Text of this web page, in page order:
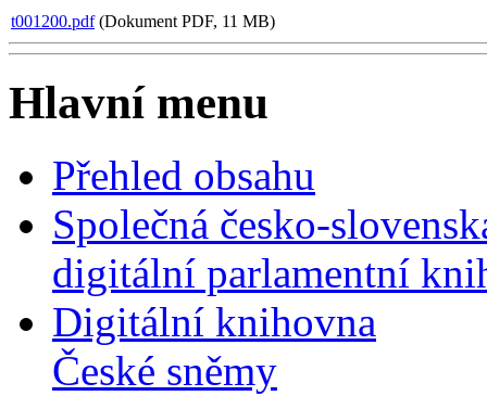
t001200.pdf(Dokument PDF, 11 MB)
Hlavní menu
Přehled obsahu
Společná česko-
digitální parlamentní
Digitální knihovna
České sněmy